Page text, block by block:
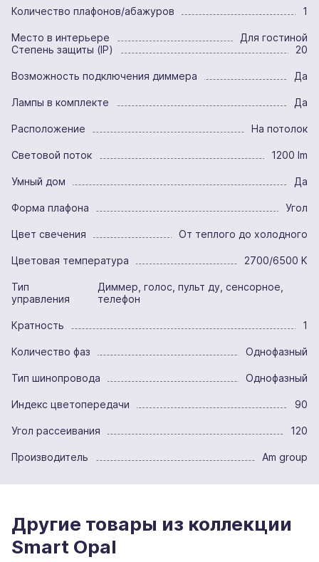
Количество плафонов/абажуров 1
Место в интерьере
Для гостиной
Степень защиты (IP)
20
Возможность подключения диммера Да
Лампы в комплекте Да
Расположение На потолок
Световой поток 1200 lm
Умный дом Да
Форма плафона Угол
Цвет свечения От теплого до холодного
Цветовая температура 2700/6500 K
Тип
управления
Диммер, голос, пульт ду, сенсорное,
телефон
Кратность 1
Количество фаз Однофазный
Тип шинопровода Однофазный
Индекс цветопередачи 90
Угол рассеивания 120
Производитель Am group
Другие товары из коллекции
Smart Opal